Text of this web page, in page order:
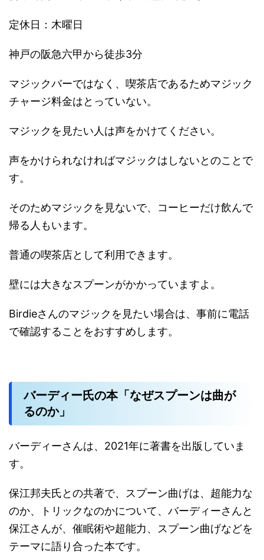
定休日：木曜日
神戸の阪急六甲から徒歩3分
マジックバーではなく、喫茶店であるためマジック
チャージ料金はとっていない。
マジックを見たい人は声をかけてください。
声をかけられなければマジックはしないとのことで
す。
そのためマジックを見ないで、コーヒーだけ飲んで
帰る人もいます。
普通の喫茶店として利用できます。
壁には大きなスプーンがかかっていますよ。
Birdieさんのマジックを見たい場合は、事前に電話
で確認することをおすすめします。
バーディー氏の本「なぜスプーンは曲が
るのか」
バーディーさんは、2021年に著書を出版していま
す。
保江邦夫氏との共著で、スプーン曲げは、超能力な
のか、トリックなのかについて、バーディーさんと
保江さんが、催眠術や超能力、スプーン曲げなどを
テーマに語り合った本です。